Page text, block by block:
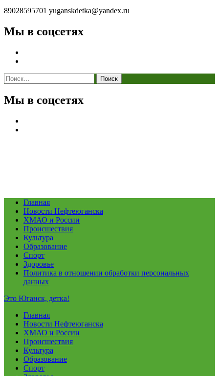
89028595701 yuganskdetka@yandex.ru
Мы в соцсетях
Найти:
Мы в соцсетях
Главная
Новости Нефтеюганска
ХМАО и России
Происшествия
Культура
Образование
Спорт
Здоровье
Политика в отношении обработки персональных
данных
Это Юганск, детка!
Главная
Новости Нефтеюганска
ХМАО и России
Происшествия
Культура
Образование
Спорт